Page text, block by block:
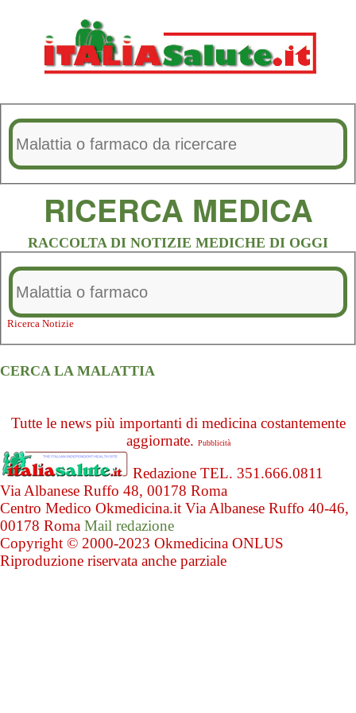
RICERCA MEDICA
RACCOLTA DI NOTIZIE MEDICHE DI OGGI
Ricerca Notizie
CERCA LA MALATTIA
Tutte le news più importanti di medicina costantemente
aggiornate. Pubblicità
Redazione TEL. 351.666.0811
Via Albanese Ruffo 48, 00178 Roma
Centro Medico Okmedicina.it Via Albanese Ruffo 40-46,
00178 Roma Mail redazione
Copyright © 2000-2023 Okmedicina ONLUS
Riproduzione riservata anche parziale